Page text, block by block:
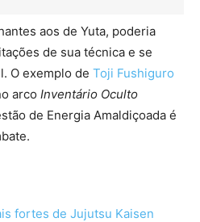
aos de Yuta, poderia
de sua técnica e se
O exemplo de Toji Fushiguro
arco Inventário Oculto
de Energia Amaldiçoada é
fortes de Jujutsu Kaisen